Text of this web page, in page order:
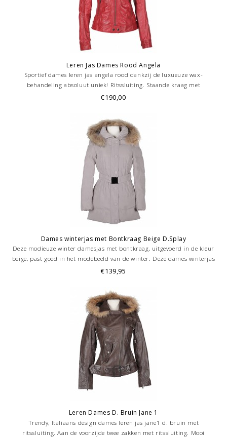
Leren Jas Dames Rood Angela
Sportief dames leren jas angela rood dankzij de luxueuze wax-
behandeling absoluut uniek! Ritssluiting. Staande kraag met
drukknoop. Diverse zakken. Royale binnenzak altijd handig Trendy
€190,00
Dames winterjas met Bontkraag Beige D.Splay
Deze modieuze winter damesjas met bontkraag, uitgevoerd in de kleur
beige, past goed in het modebeeld van de winter. Deze dames winterjas
is gevoerd met dons en sluit met rits en drukknop.
€139,95
Leren Dames D. Bruin Jane 1
Trendy, Italiaans design dames leren jas jane1 d. bruin met
ritssluiting. Aan de voorzijde twee zakken met ritssluiting. Mooi